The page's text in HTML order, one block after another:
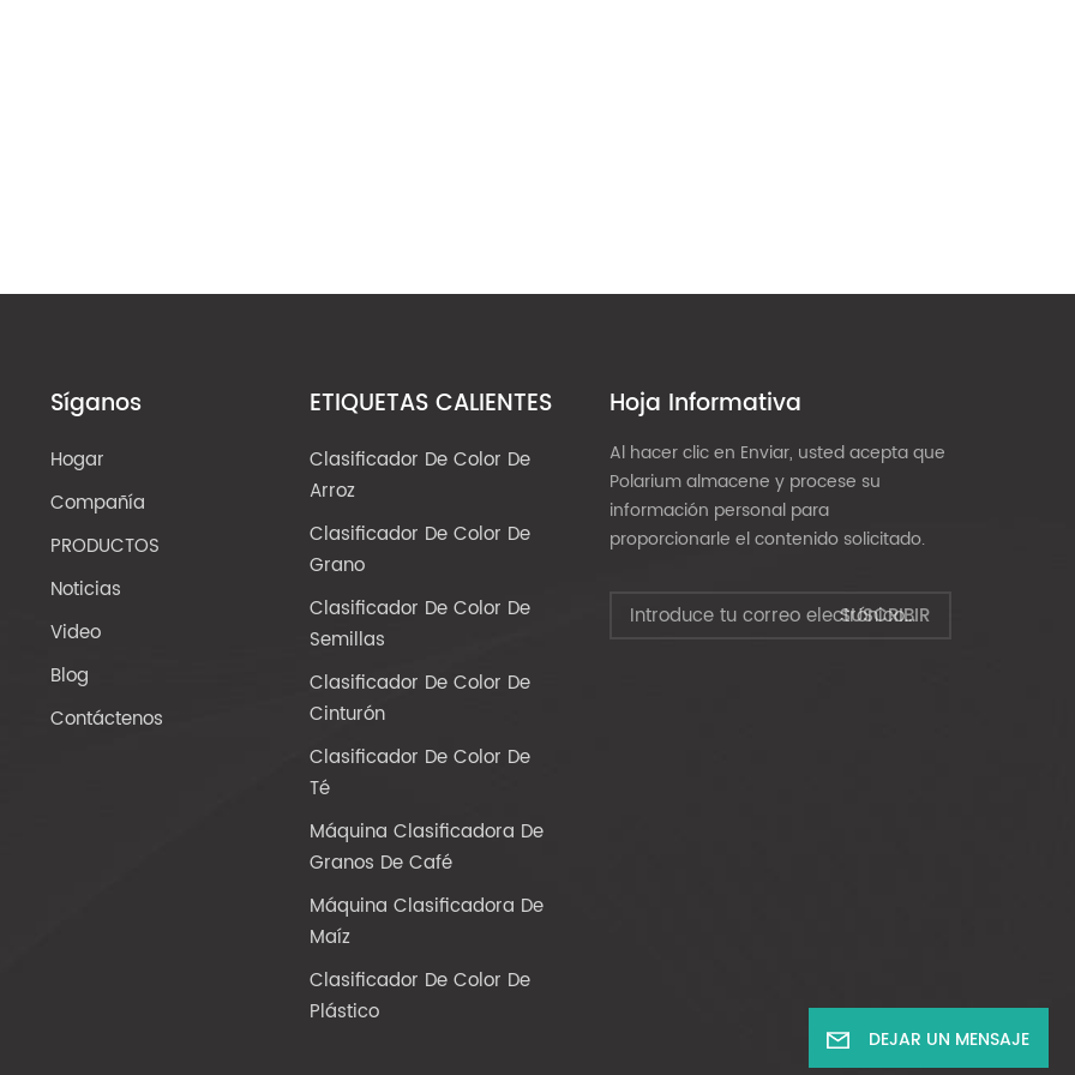
Síganos
Hogar
Compañía
PRODUCTOS
Noticias
Video
Blog
Contáctenos
ETIQUETAS CALIENTES
Clasificador De Color De
Arroz
Clasificador De Color De
Grano
Clasificador De Color De
Semillas
Clasificador De Color De
Cinturón
Clasificador De Color De
Té
Máquina Clasificadora De
Granos De Café
Máquina Clasificadora De
Maíz
Clasificador De Color De
Plástico
Hoja Informativa
Al hacer clic en Enviar, usted acepta que
Polarium almacene y procese su
información personal para
proporcionarle el contenido solicitado.
DEJAR UN MENSAJE